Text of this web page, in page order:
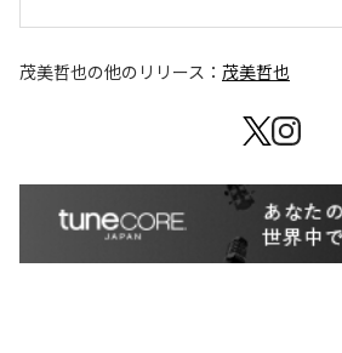
茂美哲也の他のリリース： 茂美哲也